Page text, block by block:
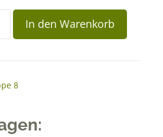
Stoff
737
Menge
In den Warenkorb
8